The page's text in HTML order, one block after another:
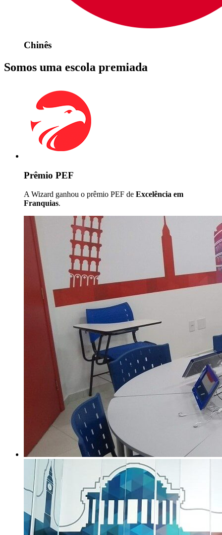
Chinês
Somos uma escola premiada
Prêmio PEF
A Wizard ganhou o prêmio PEF de Excelência em
Franquias.